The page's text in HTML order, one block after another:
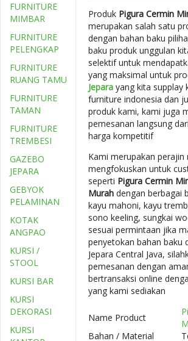
Produk Pigura Cermin
merupakan salah satu
dengan bahan baku
baku produk unggulan
selektif untuk
yang maksimal untuk
Jepara yang kita supplay
furniture indonesia dan
produk kami, kami juga
pemesanan langsung
harga kompetitif
Kami merupakan
mengfokuskan untuk
seperti Pigura Cermin
Murah dengan berbagai
kayu mahoni, kayu
sono keeling, sungkai
sesuai permintaan jika
penyetokan bahan baku
Jepara Central Java,
pemesanan dengan
bertransaksi online
yang kami sediakan
Name Product
Bahan / Material
FURNITURE
MIMBAR
FURNITURE
PELENGKAP
FURNITURE
RUANG TAMU
FURNITURE
TAMAN
FURNITURE
TREMBESI
GAZEBO
JEPARA
GEBYOK
PELAMINAN
KOTAK
ANGPAO
KURSI /
STOOL
KURSI BAR
KURSI
DEKORASI
KURSI